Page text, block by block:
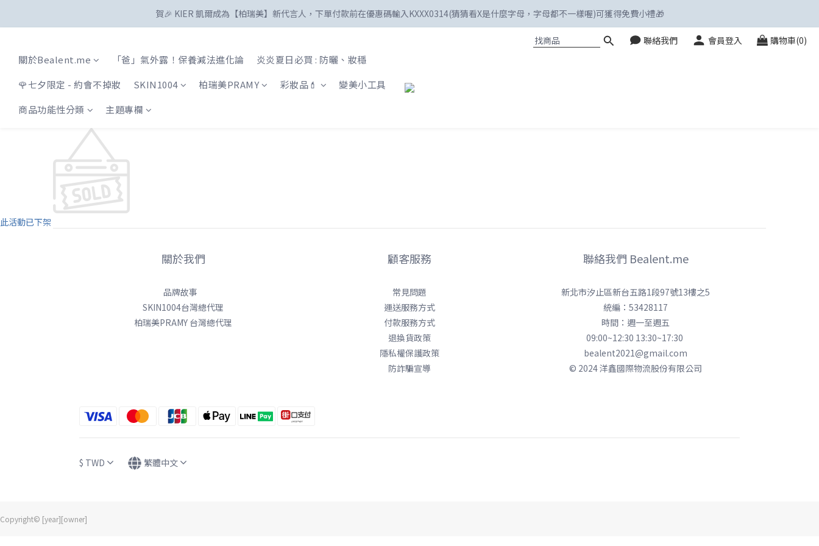
☀️「爸」氣外露！SKIN1004最高77折
賀🎉 KIER 凱爾成為【柏瑞美】新代言人，下單付款前在優惠碼輸入KXXX0314(猜猜看X是什麼字母，字母都不一樣喔)可獲得免費小禮🎁
☀️「爸」氣外露！SKIN1004最高77折
聯絡我們 會員登入 購物車(0)
關於Bealent.me 「爸」氣外露！保養減法進化論
炎炎夏日必買 : 防曬、妝穩
🌹七夕限定 - 約會不掉妝
SKIN1004 柏瑞美PRAMY 彩妝品💄
變美小工具
商品功能性分類
主題專欄
此活動已下架
關於我們
品牌故事
SKIN1004台灣總代理
柏瑞美PRAMY 台灣總代理
顧客服務
常見問題
運送服務方式
付款服務方式
退換貨政策
隱私權保護政策
防詐騙宣導
聯絡我們 Bealent.me
新北市汐止區新台五路1段97號13樓之5
統編：53428117
時間：週一至週五
09:00~12:30 13:30~17:30
bealent2021@gmail.com
© 2024 洋鑫國際物流股份有限公司
$ TWD 繁體中文
Copyright© [year][owner]